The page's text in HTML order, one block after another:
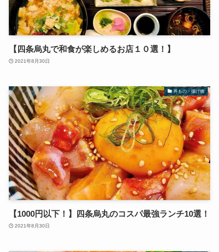
【四条烏丸で和食が楽しめるお店１０選！】
2021年8月30日
丼もの・揚げ物
【1000円以下！】四条烏丸のコスパ最強ランチ10選！
2021年8月30日